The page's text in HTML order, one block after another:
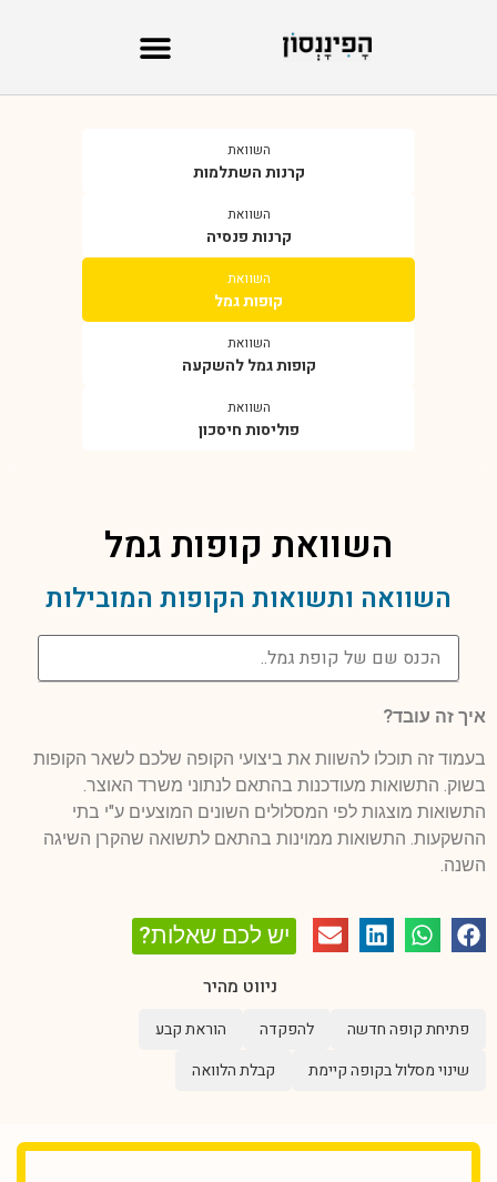
השוואת
קרנות השתלמות
השוואת
קרנות פנסיה
השוואת
קופות גמל
השוואת
קופות גמל להשקעה
השוואת
פוליסות חיסכון
השוואת קופות גמל
השוואה ותשואות הקופות המובילות
איך זה עובד?
בעמוד זה תוכלו להשוות את ביצועי הקופה שלכם לשאר הקופות
בשוק. התשואות מעודכנות בהתאם לנתוני משרד האוצר.
התשואות מוצגות לפי המסלולים השונים המוצעים ע"י בתי
ההשקעות. התשואות ממוינות בהתאם לתשואה שהקרן השיגה
השנה.
יש לכם שאלות?
ניווט מהיר
פתיחת קופה חדשה להפקדה
הוראת קבע
שינוי מסלול בקופה קיימת
קבלת הלוואה